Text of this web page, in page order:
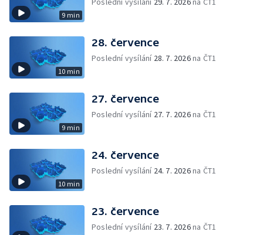
9 min
10 min
28. července
Poslední vysílání 28. 7. 2026na ČT1
9 min
27. července
Poslední vysílání 27. 7. 2026na ČT1
10 min
24. července
Poslední vysílání 24. 7. 2026na ČT1
23. července
Poslední vysílání 23. 7. 2026na ČT1